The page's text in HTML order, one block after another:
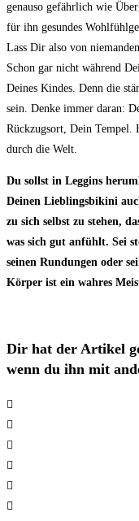
genauso gefährlich wie
für ihn gesundes
Lass Dir also von
Schon gar nicht während
Deines Kindes. Denn die
sein. Denke immer daran:
Rückzugsort, Dein Tempel.
durch die Welt.
Du sollst in Leggins
Deinen Lieblingsbikini
zu sich selbst zu stehen,
was sich gut anfühlt. Sei
seinen Rundungen oder
Körper ist ein wahres
Dir hat der Artikel
wenn du ihn mit